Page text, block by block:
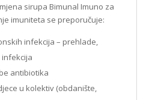
sirupa Bimunal Imuno za
imuniteta se preporučuje:
infekcija – prehlade,
infekcija
antibiotika
u kolektiv (obdanište,